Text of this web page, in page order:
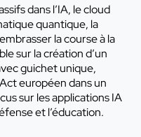
dans l’IA, le cloud
quantique, la
la course à la
sur la création d’un
guichet unique,
européen dans un
sur les applications IA
et l’éducation.